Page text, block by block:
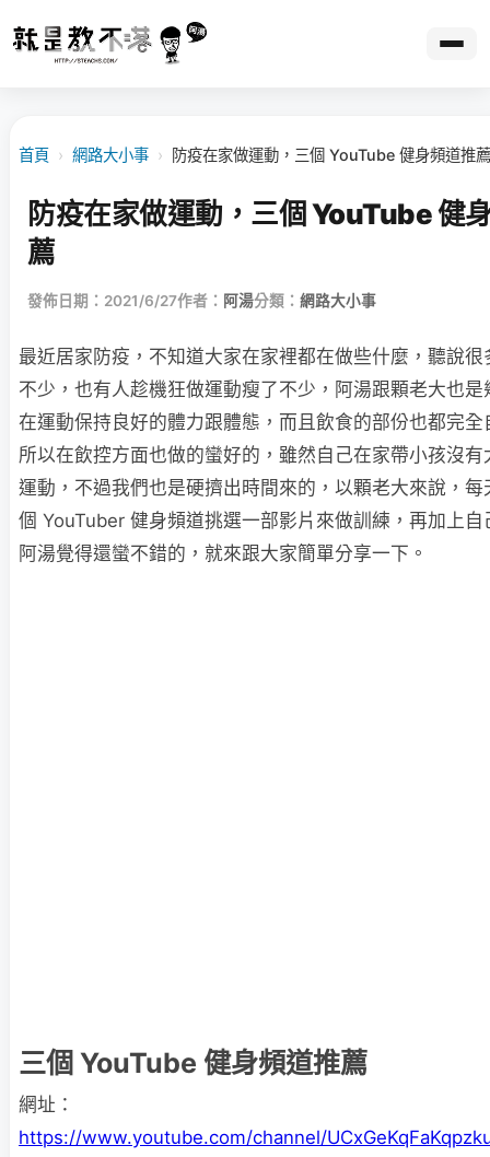
首頁 › 網路大小事 › 防疫在家做運動，三個 YouTube 健身頻道推薦
防疫在家做運動，三個 YouTube 健
薦
發佈日期：2021/6/27作者： 阿湯分類： 網路大小事
最近居家防疫，不知道大家在家裡都在做些什麼，聽說很
不少，也有人趁機狂做運動瘦了不少，阿湯跟顆老大也是
在運動保持良好的體力跟體態，而且飲食的部份也都完全
所以在飲控方面也做的蠻好的，雖然自己在家帶小孩沒有
運動，不過我們也是硬擠出時間來的，以顆老大來說，每
個 YouTuber 健身頻道挑選一部影片來做訓練，再加上自
阿湯覺得還蠻不錯的，就來跟大家簡單分享一下。
三個 YouTube 健身頻道推薦
網址：
https://www.youtube.com/channel/